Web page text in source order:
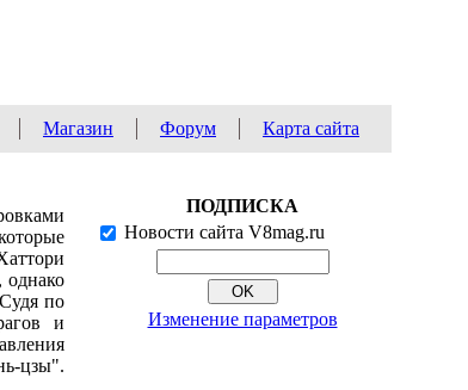
Магазин Форум Карта сайта
однако
по
и
цзы".
ПОДПИСКА
Новости сайта V8mag.ru
Изменение параметров